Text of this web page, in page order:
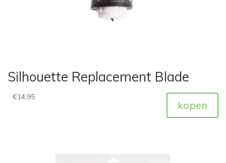
Silhouette Replacement Blade
€14,95
kopen